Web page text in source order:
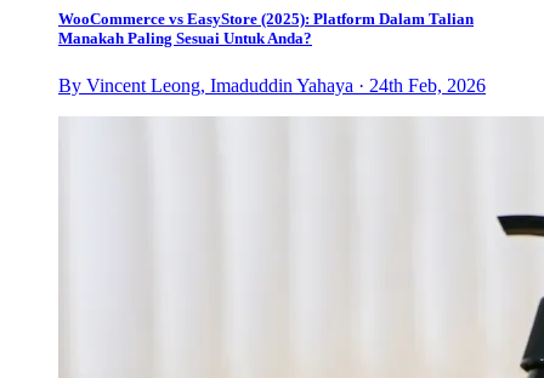
WooCommerce vs EasyStore (2025): Platform Dalam Talian
Manakah Paling Sesuai Untuk Anda?
By Vincent Leong, Imaduddin Yahaya · 24th Feb, 2026